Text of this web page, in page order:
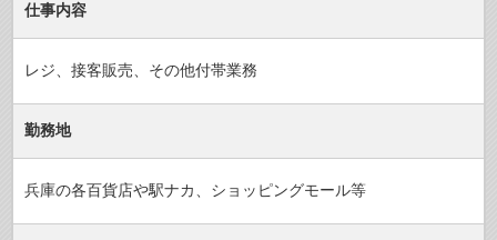
仕事内容
レジ、接客販売、その他付帯業務
勤務地
兵庫の各百貨店や駅ナカ、ショッピングモール等